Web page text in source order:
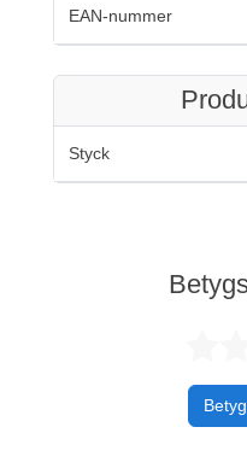
EAN-nummer
Styck